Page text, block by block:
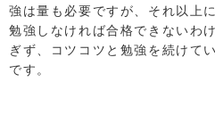
強は量も必要ですが、それ以上
勉強しなければ合格できないわ
ぎず、コツコツと勉強を続けて
です。